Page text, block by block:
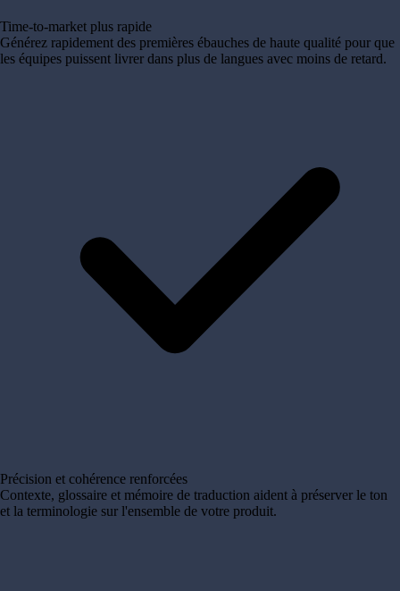
Time-to-market plus rapide
Générez rapidement des premières ébauches de haute qualité pour que
les équipes puissent livrer dans plus de langues avec moins de retard.
Précision et cohérence renforcées
Contexte, glossaire et mémoire de traduction aident à préserver le ton
et la terminologie sur l'ensemble de votre produit.